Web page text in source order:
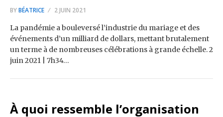
BYBÉATRICE 2 JUIN 2021
La pandémie a bouleversé l’industrie du mariage et des
événements d’un milliard de dollars, mettant brutalement
un terme à de nombreuses célébrations à grande échelle. 2
juin 2021 | 7h34…
À quoi ressemble l’organisation